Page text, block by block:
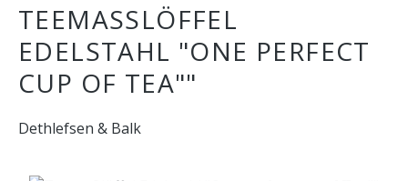
TEEMASSLÖFFEL E
DELSTAHL "ONE PERFECT C
UP OF TEA""
Dethlefsen & Balk